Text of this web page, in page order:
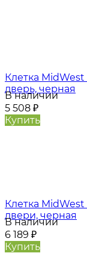
Клетка MidWest
дверь, черная
В наличии
5 508 ₽
Купить
Клетка MidWest
двери, черная
В наличии
6 189 ₽
Купить